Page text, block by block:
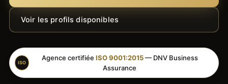
Voir les profils disponibles
ISO
Agence certifiée ISO 9001:2015— DNV Business
Assurance